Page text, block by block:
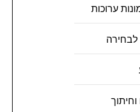
לבחירה
וחיתוך